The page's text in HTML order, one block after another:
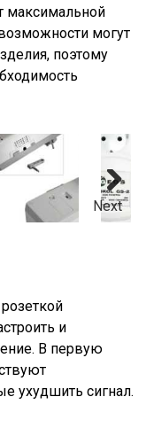
максимальной
могут
поэтому
Next
и
В первую
ухудшить сигнал.